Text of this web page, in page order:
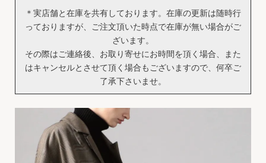
＊実店舗と在庫を共有しております。在庫の更新は随時行
っておりますが、ご注文頂いた時点で在庫が無い場合がご
ざいます。
その際はご連絡後、お取り寄せにお時間を頂く場合、また
はキャンセルとさせて頂く場合もございますので、何卒ご
了承下さいませ。